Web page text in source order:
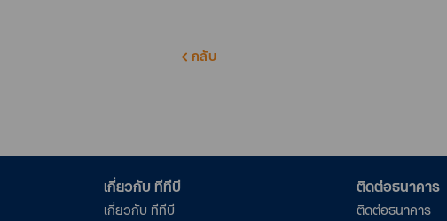
กลับ
เกี่ยวกับ ทีทีบี
เกี่ยวกับ ทีทีบี
ติดต่อธนาคาร
ติดต่อธนาคาร